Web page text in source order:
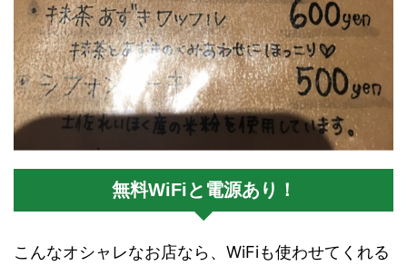
無料WiFiと電源あり！
こんなオシャレなお店なら、WiFiも使わせてくれる